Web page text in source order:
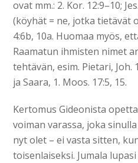
ovat mm.: 2. Kor. 12:9–10;
(köyhät = ne, jotka tietävät
4:6b, 10a. Huomaa myös,
Raamatun ihmisten nimet
tehtävän, esim. Pietari, Joh.
ja Saara, 1. Moos. 17:5, 15.
Kertomus Gideonista
voiman varassa, joka
nyt olet – ei vasta sitten,
toisenlaiseksi. Jumala